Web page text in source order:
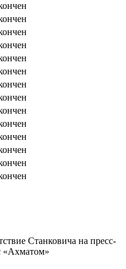
Станковича на пресс-
«Ахматом»